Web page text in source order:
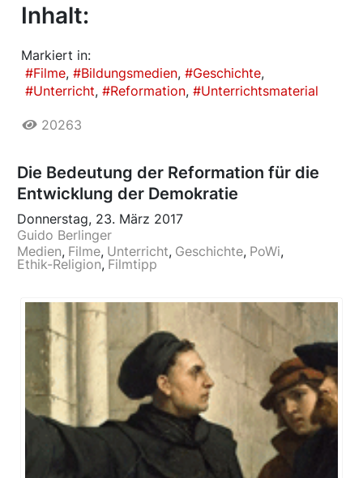
Inhalt:
Markiert in:
Filme
Bildungsmedien
Geschichte
Unterricht
Reformation Unterrichtsmaterial
20263
Die Bedeutung der Reformation für die
Entwicklung der Demokratie
Donnerstag, 23. März 2017
Guido Berlinger
Medien Filme Unterricht Geschichte PoWi
Ethik-Religion Filmtipp